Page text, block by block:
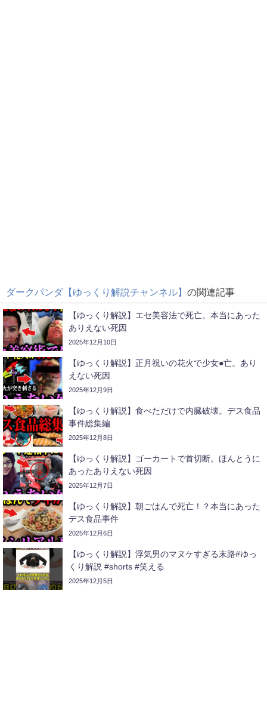
ダークパンダ【ゆっくり解説チャンネル】 の関連記事
【ゆっくり解説】エセ美容法で死亡。本当にあった
ありえない死因
2025年12月10日
【ゆっくり解説】正月祝いの花火で少女●亡。あり
えない死因
2025年12月9日
【ゆっくり解説】食べただけで内臓破壊。デス食品
事件総集編
2025年12月8日
【ゆっくり解説】ゴーカートで首切断。ほんとうに
あったありえない死因
2025年12月7日
【ゆっくり解説】朝ごはんで死亡！？本当にあった
デス食品事件
2025年12月6日
【ゆっくり解説】浮気男のマヌケすぎる末路#ゆっ
くり解説 #shorts #笑える
2025年12月5日